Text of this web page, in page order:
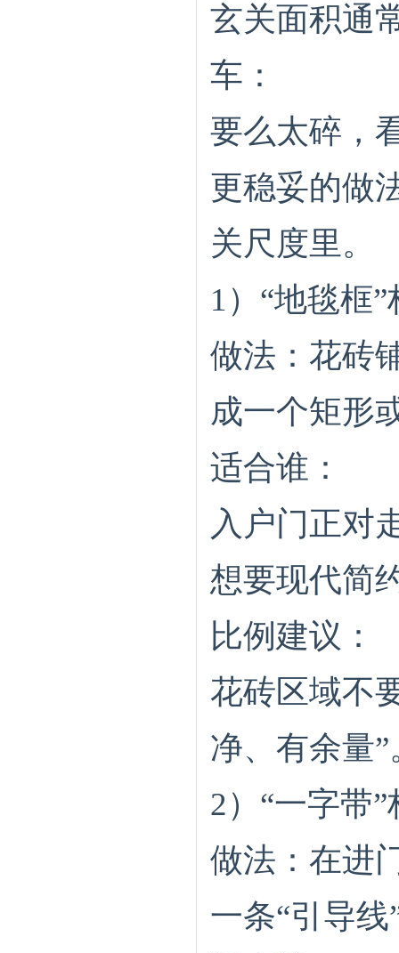
玄关面积通
车：
要么太碎，
更稳妥的做
关尺度里。
1）“地毯框
做法：花砖
成一个矩形
适合谁：
入户门正对
想要现代简
比例建议：
花砖区域不
净、有余量”
2）“一字带
做法：在进
一条“引导线